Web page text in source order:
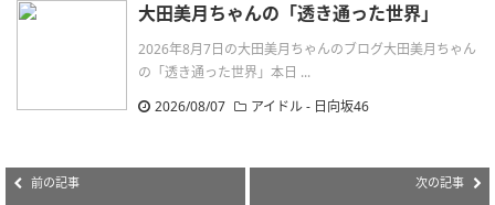
大田美月ちゃんの「透き通った世界」
2026年8月7日の大田美月ちゃんのブログ大田美月ちゃん
の「透き通った世界」本日 ...
2026/08/07
アイドル - 日向坂46
前の記事 次の記事